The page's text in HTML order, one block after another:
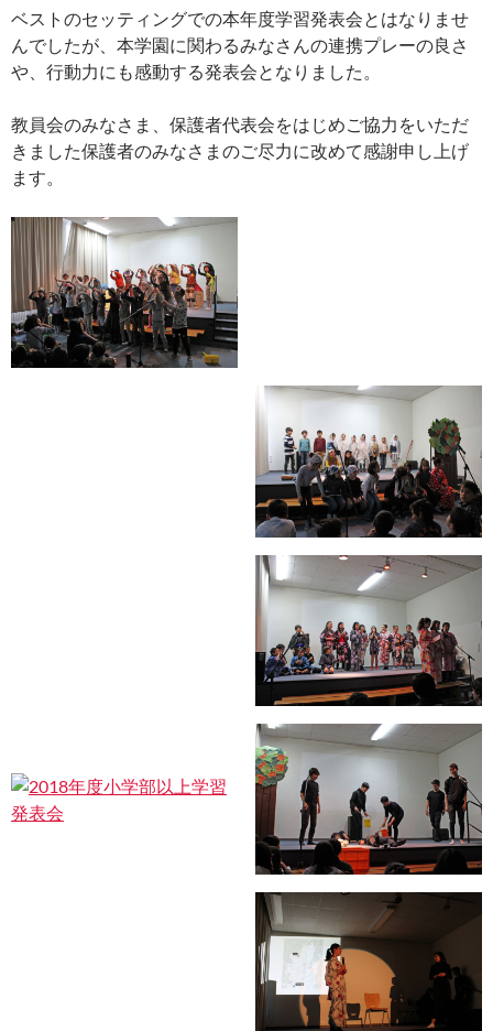
ベストのセッティングでの本年度学習発表会とはなりませ
んでしたが、本学園に関わるみなさんの連携プレーの良さ
や、行動力にも感動する発表会となりました。
教員会のみなさま、保護者代表会をはじめご協力をいただ
きました保護者のみなさまのご尽力に改めて感謝申し上げ
ます。